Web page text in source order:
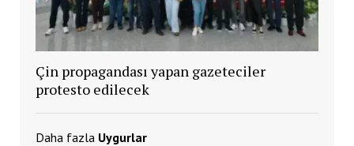
Çin propagandası yapan gazeteciler
protesto edilecek
Daha fazla Uygurlar